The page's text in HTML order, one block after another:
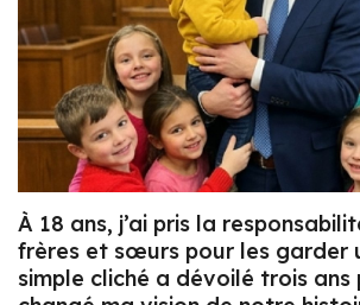
À 18 ans, j’ai pris la
frères et sœurs pour les garder
simple cliché a dévoilé trois